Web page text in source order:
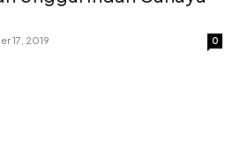
17, 2019 0